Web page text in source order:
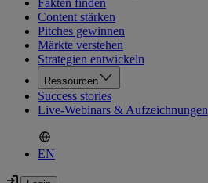
Fakten finden
Content stärken
Pitches gewinnen
Märkte verstehen
Strategien entwickeln
Ressourcen
Success stories
Live-Webinars & Aufzeichnungen
EN